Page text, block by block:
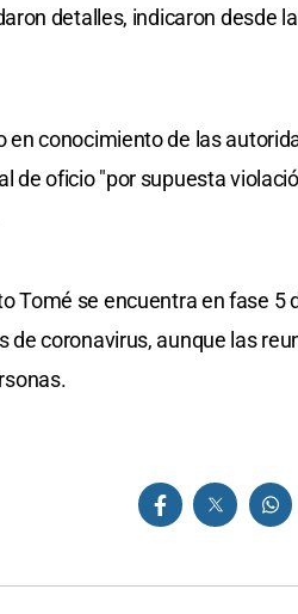
detalles, indicaron desde
en conocimiento de las
de oficio "por supuesta
Tomé se encuentra en fase
de coronavirus, aunque las